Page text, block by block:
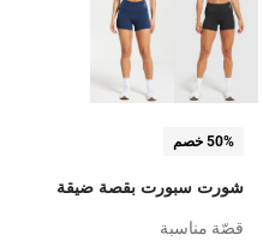
50% خصم
شورت سبورت بقصة ضيقة
قصّة مناسبة